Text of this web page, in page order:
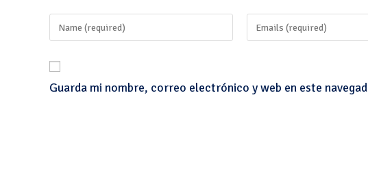
Guarda mi nombre, correo electrónico y web en este